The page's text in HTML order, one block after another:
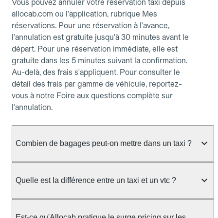
Vous pouvez annuler votre réservation taxi depuis
allocab.com ou l'application, rubrique Mes
réservations. Pour une réservation à l'avance,
l'annulation est gratuite jusqu'à 30 minutes avant le
départ. Pour une réservation immédiate, elle est
gratuite dans les 5 minutes suivant la confirmation.
Au-delà, des frais s'appliquent. Pour consulter le
détail des frais par gamme de véhicule, reportez-
vous à notre Foire aux questions complète sur
l'annulation.
Combien de bagages peut-on mettre dans un taxi ?
taxi berline accueille en général jusqu'à 3 bagages
ou nombreux, précisez-le dans le champ "Message
au chauffeur" lors de la réservation. Le prix n'est
Quelle est la différence entre un taxi et un vtc ?